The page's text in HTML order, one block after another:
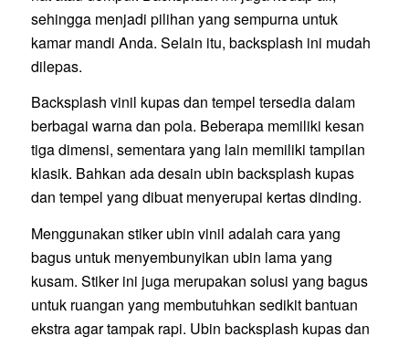
sehingga menjadi pilihan yang sempurna untuk
kamar mandi Anda. Selain itu, backsplash ini mudah
dilepas.
Backsplash vinil kupas dan tempel tersedia dalam
berbagai warna dan pola. Beberapa memiliki kesan
tiga dimensi, sementara yang lain memiliki tampilan
klasik. Bahkan ada desain ubin backsplash kupas
dan tempel yang dibuat menyerupai kertas dinding.
Menggunakan stiker ubin vinil adalah cara yang
bagus untuk menyembunyikan ubin lama yang
kusam. Stiker ini juga merupakan solusi yang bagus
untuk ruangan yang membutuhkan sedikit bantuan
ekstra agar tampak rapi. Ubin backsplash kupas dan